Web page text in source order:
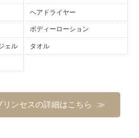
ヘアドライヤー
ボディーローション
ェル タオル
リンセスの詳細はこちら